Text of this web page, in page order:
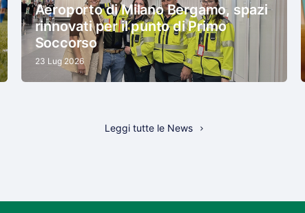
Aeroporto di Milano Bergamo, spazi
rinnovati per il punto di Primo
Soccorso
23 Lug 2026
Leggi tutte le News